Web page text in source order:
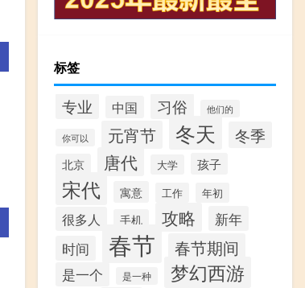
标签
专业 中国 习俗 他们的
你可以 元宵节 冬天 冬季
北京 唐代 大学 孩子
宋代 寓意 工作 年初
很多人 手机 攻略
新年
时间
春节 春节期间
是一个 是一种 梦幻西游